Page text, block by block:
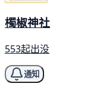
㯮椒神社
553起出没
通知